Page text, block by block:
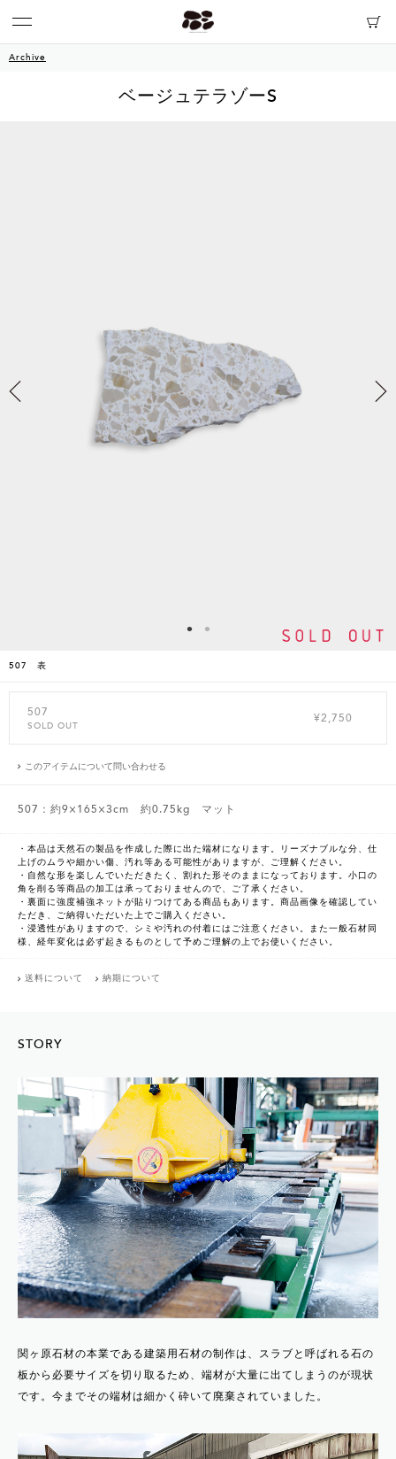
Archive
ベージュテラゾーS
507 表
507
SOLD OUT
¥2,750
このアイテムについて問い合わせる
507：約9×165×3cm 約0.75kg マット
・本品は天然石の製品を作成した際に出た端材になります。リーズナブルな分、仕
上げのムラや細かい傷、汚れ等ある可能性がありますが、ご理解ください。
・自然な形を楽しんでいただきたく、割れた形そのままになっております。小口の
角を削る等商品の加工は承っておりませんので、ご了承ください。
・裏面に強度補強ネットが貼りつけてある商品もあります。商品画像を確認してい
ただき、ご納得いただいた上でご購入ください。
・浸透性がありますので、シミや汚れの付着にはご注意ください。また一般石材同
様、経年変化は必ず起きるものとして予めご理解の上でお使いください。
送料について 納期について
STORY
関ヶ原石材の本業である建築用石材の制作は、スラブと呼ばれる石の
板から必要サイズを切り取るため、端材が大量に出てしまうのが現状
です。今までその端材は細かく砕いて廃棄されていました。